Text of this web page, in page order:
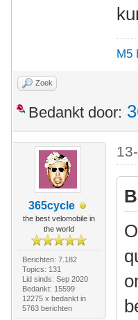
M5
Zoek
Bedankt door:
365cycle
the best velomobile in
the world
Berichten: 7.182
Topics: 131
Lid sinds: Sep 2020
Bedankt: 15599
12275 x bedankt in
5763 berichten